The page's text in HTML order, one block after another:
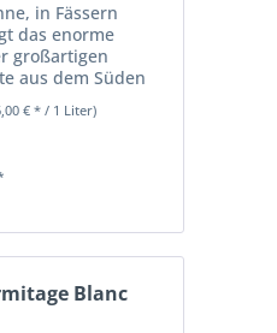
in Fässern
das enorme
großartigen
aus dem Süden
Noten von
eine
Frische
€ * / 1 Liter)
Blanc